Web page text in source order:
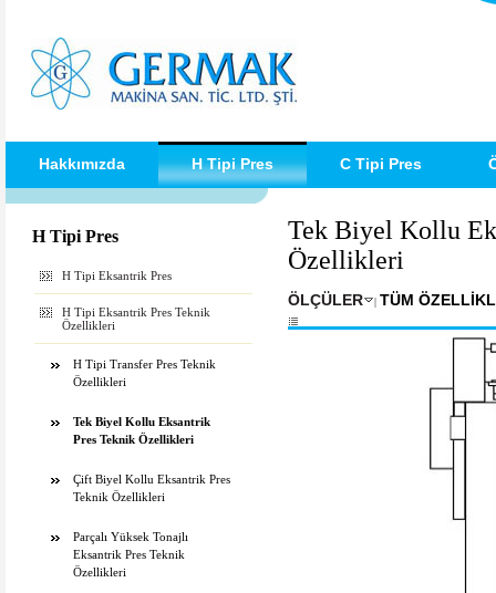
Hakkımızda H Tipi Pres C Tipi Pres
H Tipi Pres
H Tipi Eksantrik Pres
H Tipi Eksantrik Pres Teknik
Özellikleri
H Tipi Transfer Pres Teknik
Özellikleri
Tek Biyel Kollu Eksantrik
Pres Teknik Özellikleri
Çift Biyel Kollu Eksantrik Pres
Teknik Özellikleri
Parçalı Yüksek Tonajlı
Eksantrik Pres Teknik
Özellikleri
Tek Biyel Kollu
Özellikleri
ÖLÇÜLER | TÜM